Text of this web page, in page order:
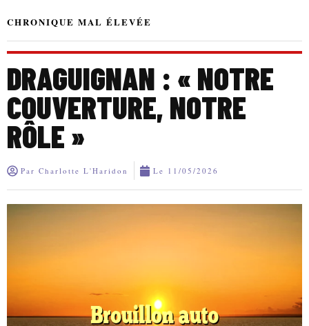
CHRONIQUE MAL ÉLEVÉE
DRAGUIGNAN : « NOTRE
COUVERTURE, NOTRE
RÔLE »
Par Charlotte L'Haridon Le 11/05/2026